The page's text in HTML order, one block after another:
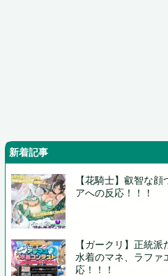
新着記事
【花騎士】叡智な
アへの反応！！！
【ガークリ】正統
水着のマネ、ラファ
応！！！